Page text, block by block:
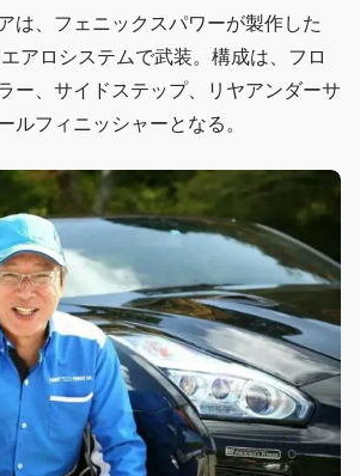
は、フェニックスパワーが製作した
アロシステムで武装。構成は、フロ
ー、サイドステップ、リヤアンダーサ
ルフィニッシャーとなる。